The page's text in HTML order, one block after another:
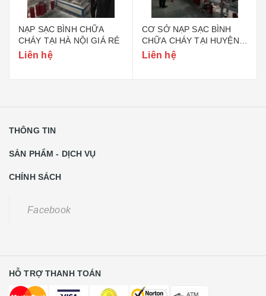
NẠP SẠC BÌNH CHỮA
CHÁY TẠI HÀ NỘI GIÁ RẺ
Liên hệ
CƠ SỞ NẠP SẠC BÌNH
CHỮA CHÁY TẠI HUYỆN
GIA LÂM HÀ NỘI
Liên hệ
THÔNG TIN
SẢN PHẨM - DỊCH VỤ
CHÍNH SÁCH
Facebook
HỖ TRỢ THANH TOÁN